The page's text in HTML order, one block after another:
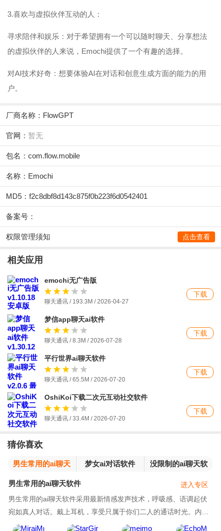
3.喜欢与虚拟伙伴互动的人：
寻求陪伴和娱乐：对于希望拥有一个可以随时聊天、分享想法
的虚拟伙伴的人来说，Emochi提供了一个有趣的选择。
对AI技术好奇：想要体验AI在对话和创意生成方面的能力的用
户。
厂商名称： FlowGPT
官网： 暂无
包名：com.flow.mobile
名称：Emochi
MD5：f2c8dbf8d143c875f0b223f6d0542401
备案号：
权限管理须知 点击查看
相关应用
emochi无广告版
聊天通讯 / 193.3M / 2026-04-27
下载
梦信app聊天ai软件
聊天通讯 / 8.3M / 2026-07-28
下载
平行世界ai聊天软件
聊天通讯 / 65.5M / 2026-07-20
下载
OshiKoi下载二次元互动社交软件
聊天通讯 / 33.4M / 2026-07-20
下载
猜你喜欢
男生常用的ai聊天
软件
梦女ai对话软件
没限制的ai聊天软
男生常用的ai聊天软件
男生常用的ai聊天软件采用最新情感发声技术，呼吸感、语调起伏
宛如真人对话。戴上耳机，享受只属于你们二人的通话时光。内置
丰富的恋爱场景互动：从午后咖啡馆的偶然相遇，
进入专区